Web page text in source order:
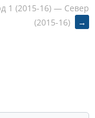
1 (2015-16) — Север
(2015-16)
→